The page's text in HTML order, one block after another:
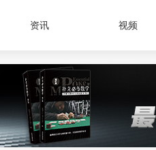
资讯 视频